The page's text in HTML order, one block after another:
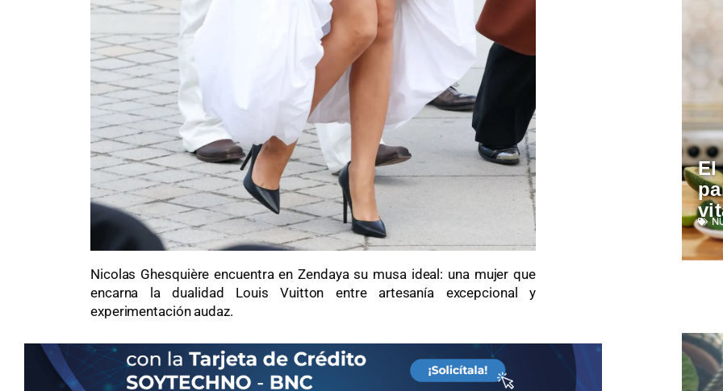
Nicolas Ghesquière encuentra en Zendaya su musa ideal: una mujer que
encarna la dualidad Louis Vuitton entre artesanía excepcional y
experimentación audaz.
El